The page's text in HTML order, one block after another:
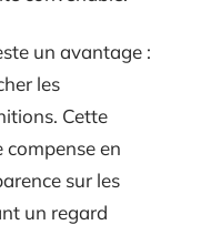
un avantage :
les
Cette
compense en
sur les
un regard